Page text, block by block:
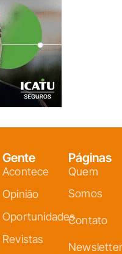
Gente
Acontece
Opinião
Oportunidades
Revistas
Páginas
Quem
Somos
Contato
Newsletter